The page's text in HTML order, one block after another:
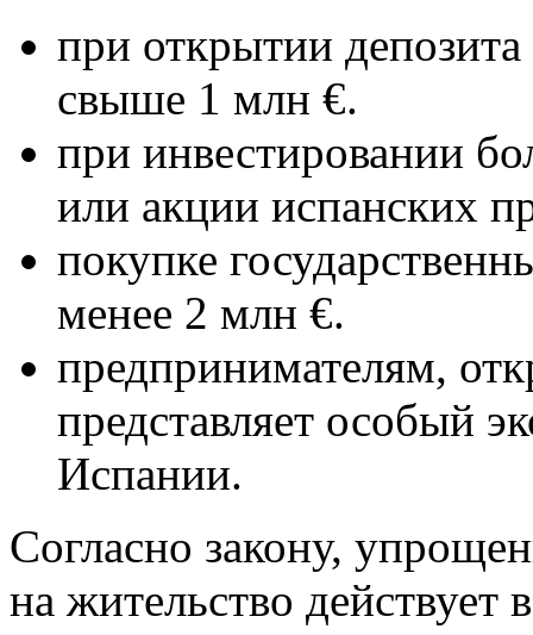
при открытии
свыше 1 млн €.
при инвестировании
или акции испанских
покупке
менее 2 млн €.
предпринимателям,
представляет особый
Испании.
Согласно закону,
на жительство действует